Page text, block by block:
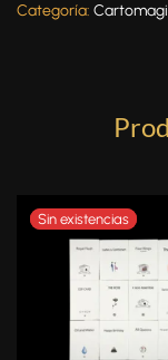
Categoría: